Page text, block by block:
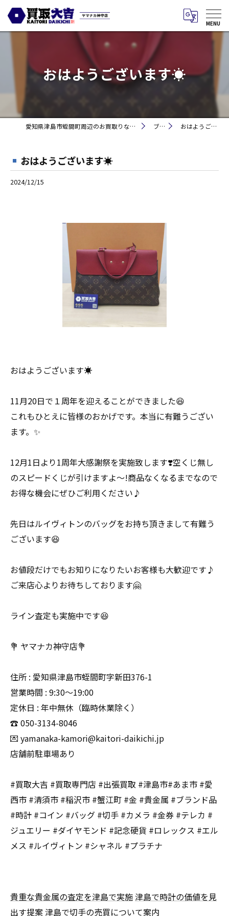
おはようございます☀
愛知県津島市蛭間町周辺のお買取りなら買取大吉 ヤマナカ神守店 ブログ おはようございます☀
おはようございます☀
2024/12/15
おはようございます☀
11月20日で１周年を迎えることができました😆
これもひとえに皆様のおかげです。本当に有難うござい
ます。✨
12月1日より1周年大感謝祭を実施致します❣️空くじ無し
のスピードくじが引けますよ～!商品なくなるまでなので
お得な機会にぜひご利用ください♪
先日はルイヴィトンのバッグをお持ち頂きまして有難う
ございます😆
お値段だけでもお知りになりたいお客様も大歓迎です♪
ご来店心よりお待ちしております🤗
ライン査定も実施中です😆
💐 ヤマナカ神守店💐
住所 : 愛知県津島市蛭間町字新田376-1
営業時間 : 9:30〜19:00
定休日 : 年中無休（臨時休業除く）
☎️ 050-3134-8046
💌 yamanaka-kamori@kaitori-daikichi.jp
店舗前駐車場あり
#買取大吉 #買取専門店 #出張買取 #津島市#あま市 #愛
西市 #清須市 #稲沢市 #蟹江町 #金 #貴金属 #ブランド品
#時計 #コイン #バッグ #切手 #カメラ #金券 #テレカ #
ジュエリー #ダイヤモンド #記念硬貨 #ロレックス #エル
メス #ルイヴィトン #シャネル #プラチナ
貴重な貴金属の査定を津島で実施 津島で時計の価値を見
出す提案 津島で切手の売買について案内